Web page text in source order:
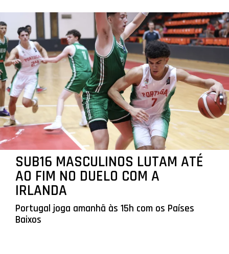
SUB16 MASCULINOS LUTAM ATÉ
AO FIM NO DUELO COM A
IRLANDA
Portugal joga amanhã às 15h com os Países
Baixos